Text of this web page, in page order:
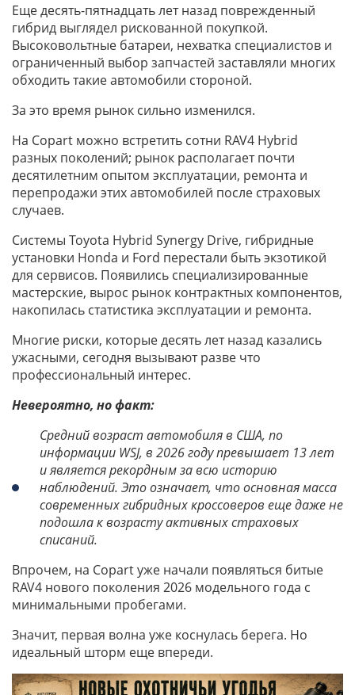
Еще десять-пятнадцать лет назад поврежденный
гибрид выглядел рискованной покупкой.
Высоковольтные батареи, нехватка специалистов и
ограниченный выбор запчастей заставляли многих
обходить такие автомобили стороной.
За это время рынок сильно изменился.
На Copart можно встретить сотни RAV4 Hybrid
разных поколений; рынок располагает почти
десятилетним опытом эксплуатации, ремонта и
перепродажи этих автомобилей после страховых
случаев.
Системы Toyota Hybrid Synergy Drive, гибридные
установки Honda и Ford перестали быть экзотикой
для сервисов. Появились специализированные
мастерские, вырос рынок контрактных компонентов,
накопилась статистика эксплуатации и ремонта.
Многие риски, которые десять лет назад казались
ужасными, сегодня вызывают разве что
профессиональный интерес.
Невероятно, но факт:
Средний возраст автомобиля в США, по
информации WSJ, в 2026 году превышает 13 лет
и является рекордным за всю историю
наблюдений. Это означает, что основная масса
современных гибридных кроссоверов еще даже не
подошла к возрасту активных страховых
списаний.
Впрочем, на Copart уже начали появляться битые
RAV4 нового поколения 2026 модельного года с
минимальными пробегами.
Значит, первая волна уже коснулась берега. Но
идеальный шторм еще впереди.